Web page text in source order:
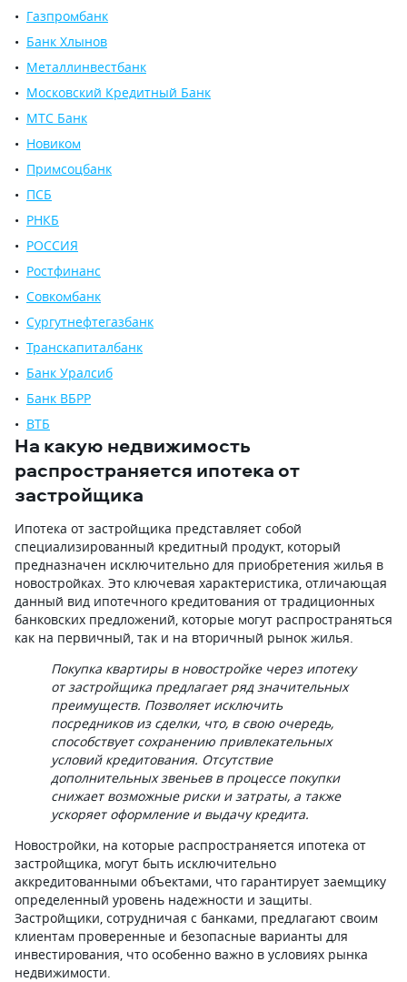
Газпромбанк
Банк Хлынов
Металлинвестбанк
Московский Кредитный Банк
МТС Банк
Новиком
Примсоцбанк
ПСБ
РНКБ
РОССИЯ
Ростфинанс
Совкомбанк
Сургутнефтегазбанк
Транскапиталбанк
Банк Уралсиб
Банк ВБРР
ВТБ
На какую недвижимость
распространяется ипотека от
застройщика
Ипотека от застройщика представляет собой
специализированный кредитный продукт, который
предназначен исключительно для приобретения жилья в
новостройках. Это ключевая характеристика, отличающая
данный вид ипотечного кредитования от традиционных
банковских предложений, которые могут распространяться
как на первичный, так и на вторичный рынок жилья.
Покупка квартиры в новостройке через ипотеку
от застройщика предлагает ряд значительных
преимуществ. Позволяет исключить
посредников из сделки, что, в свою очередь,
способствует сохранению привлекательных
условий кредитования. Отсутствие
дополнительных звеньев в процессе покупки
снижает возможные риски и затраты, а также
ускоряет оформление и выдачу кредита.
Новостройки, на которые распространяется ипотека от
застройщика, могут быть исключительно
аккредитованными объектами, что гарантирует заемщику
определенный уровень надежности и защиты.
Застройщики, сотрудничая с банками, предлагают своим
клиентам проверенные и безопасные варианты для
инвестирования, что особенно важно в условиях рынка
недвижимости.